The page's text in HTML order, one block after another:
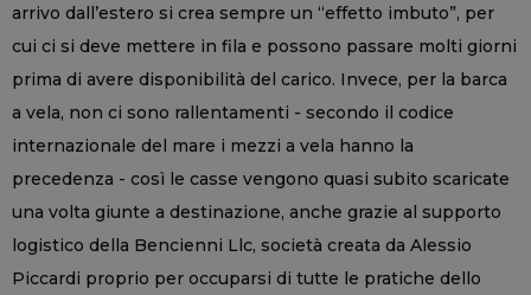
arrivo dall’estero si crea sempre un “effetto imbuto”, per
cui ci si deve mettere in fila e possono passare molti giorni
prima di avere disponibilità del carico. Invece, per la barca
a vela, non ci sono rallentamenti - secondo il codice
internazionale del mare i mezzi a vela hanno la
precedenza - così le casse vengono quasi subito scaricate
una volta giunte a destinazione, anche grazie al supporto
logistico della Bencienni Llc, società creata da Alessio
Piccardi proprio per occuparsi di tutte le pratiche dello